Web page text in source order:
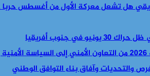
هل تشعل معركة الأول من أغسطس حربا
في جنوب أفريقيا
والتحديات وآفاق بناء التوافق الوطني